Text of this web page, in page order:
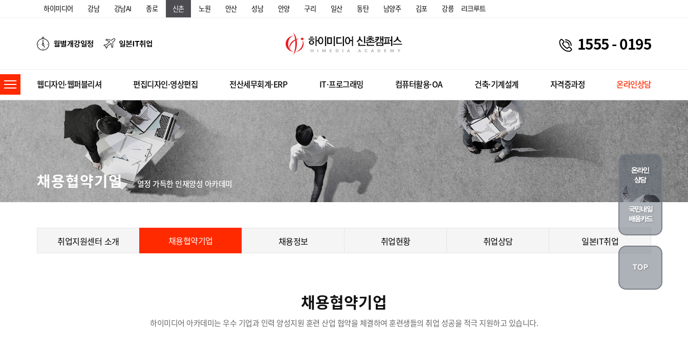
하이미디어 강남 강남AI 종로 신촌 노원 안산 성남 안양 구리 일산 동탄 남양주 김포 강릉
1555 - 0195
웹디자인·웹퍼블리셔 편집디자인·영상편집 전산세무회계·ERP IT·프로그래밍 컴퓨터활용·OA 건축·기계설계 자격증과정 온라인상담
채용협약기업 열정 가득한 인재양성 아카데미
취업지원센터 소개 채용협약기업 채용정보 취업현황 취업상담 일본IT취업
채용협약기업
하이미디어 아카데미는 우수 기업과 인력 양성지원 훈련 산업 협약을 체결하여 훈련생들의 취업 성공을 적극 지원하고 있습니다.